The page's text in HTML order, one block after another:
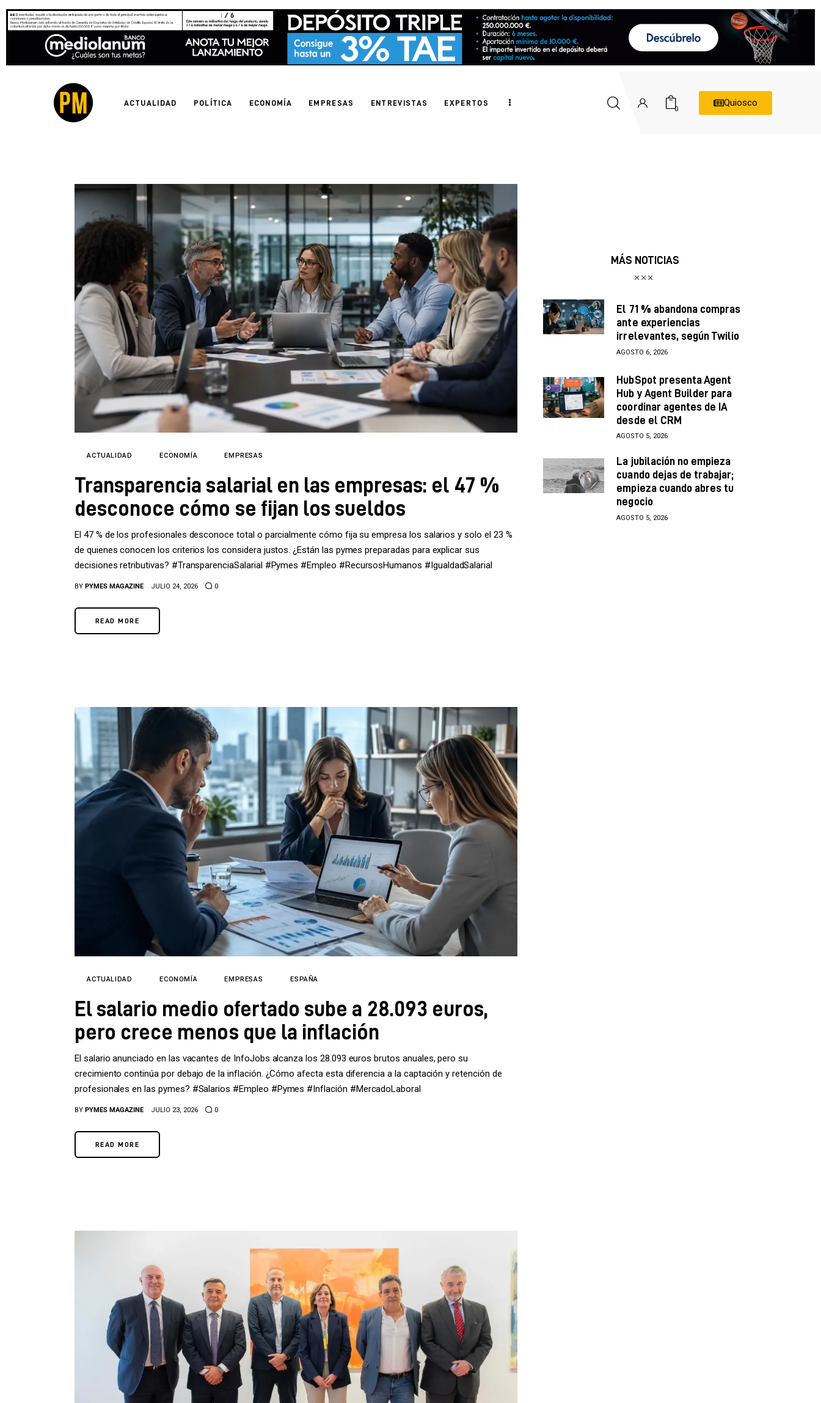
ACTUALIDAD POLÍTICA ECONOMÍA EMPRESAS ENTREVISTAS EXPERTOS
0
Quiosco
Actualidad
ACTUALIDAD ECONOMÍA EMPRESAS
Transparencia salarial en las empresas: el 47 %
desconoce cómo se fijan los sueldos
El 47 % de los profesionales desconoce total o parcialmente cómo fija su empresa los salarios y solo el 23 %
de quienes conocen los criterios los considera justos. ¿Están las pymes preparadas para explicar sus
decisiones retributivas? #TransparenciaSalarial #Pymes #Empleo #RecursosHumanos #IgualdadSalarial
BY PYMES MAGAZINE JULIO 24, 2026 0
READ MORE
ACTUALIDAD ECONOMÍA EMPRESAS ESPAÑA
El salario medio ofertado sube a 28.093 euros,
pero crece menos que la inflación
El salario anunciado en las vacantes de InfoJobs alcanza los 28.093 euros brutos anuales, pero su
crecimiento continúa por debajo de la inflación. ¿Cómo afecta esta diferencia a la captación y retención de
profesionales en las pymes? #Salarios #Empleo #Pymes #Inflación #MercadoLaboral
BY PYMES MAGAZINE JULIO 23, 2026 0
READ MORE
MÁS NOTICIAS
El 71 % abandona compras
ante experiencias
irrelevantes, según Twilio
AGOSTO 6, 2026
HubSpot presenta Agent
Hub y Agent Builder para
coordinar agentes de IA
desde el CRM
AGOSTO 5, 2026
La jubilación no empieza
cuando dejas de trabajar;
empieza cuando abres tu
negocio
AGOSTO 5, 2026